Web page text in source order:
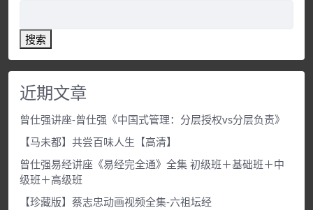
搜索
近期文章
曾仕强讲座-曾仕强《中国式管理：分层授权vs分层负责》
【马未都】共尝百味人生【高清】
曾仕强易经讲座《易经完全通》全集 初级班＋基础班＋中
级班＋高级班
【珍藏版】蔡志忠动画视频全集-六祖坛经